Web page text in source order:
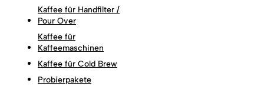
Kaffee für Handfilter /
Pour Over
Kaffee für
Kaffeemaschinen
Kaffee für Cold Brew
Probierpakete